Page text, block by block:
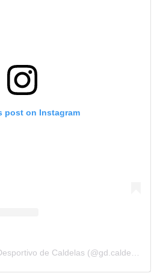
post on Instagram